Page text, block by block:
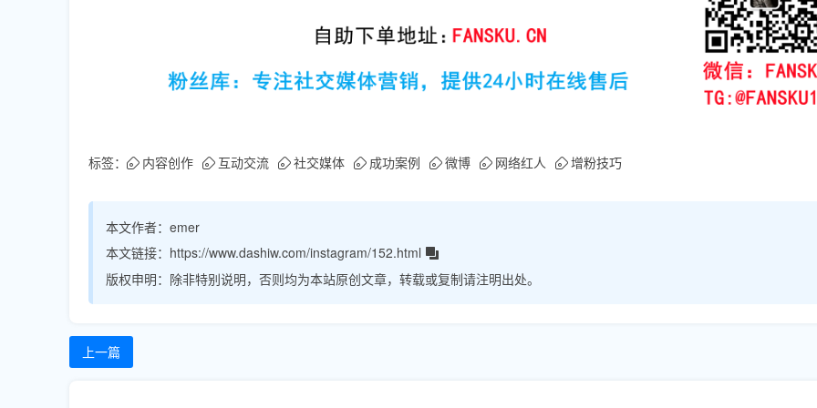
标签： 内容创作 互动交流 社交媒体 成功案例 微博 网络红人 增粉技巧
本文作者： emer
本文链接： https://www.dashiw.com/instagram/152.html
版权申明： 除非特别说明，否则均为本站原创文章，转载或复制请注明出处。
上一篇